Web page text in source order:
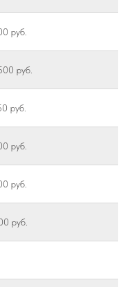
руб.
руб.
руб.
руб.
руб.
руб.